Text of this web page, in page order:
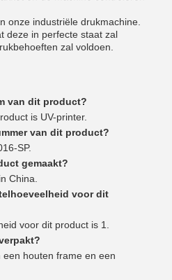
onze industriële drukmachine.
deze in perfecte staat zal
zal voldoen.
van dit product?
is UV-printer.
van dit product?
SP.
gemaakt?
China.
voor dit
voor dit product is 1.
houten frame en een